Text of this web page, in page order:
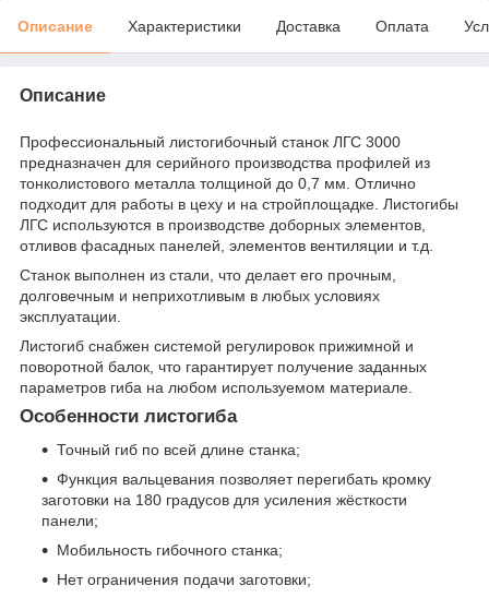
Описание Характеристики Доставка Оплата
Описание
Профессиональный листогибочный станок ЛГС 3000
предназначен для серийного производства профилей из
тонколистового металла толщиной до 0,7 мм. Отлично
подходит для работы в цеху и на стройплощадке. Листогибы
ЛГС используются в производстве доборных элементов,
отливов фасадных панелей, элементов вентиляции и т.д.
Станок выполнен из стали, что делает его прочным,
долговечным и неприхотливым в любых условиях
эксплуатации.
Листогиб снабжен системой регулировок прижимной и
поворотной балок, что гарантирует получение заданных
параметров гиба на любом используемом материале.
Особенности листогиба
Точный гиб по всей длине станка;
Функция вальцевания позволяет перегибать кромку
заготовки на 180 градусов для усиления жёсткости
панели;
Мобильность гибочного станка;
Нет ограничения подачи заготовки;